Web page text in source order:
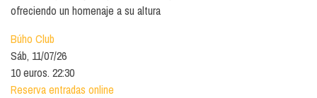
ofreciendo un homenaje a su altura
Búho Club
Sáb, 11/07/26
10 euros. 22:30
Reserva entradas online